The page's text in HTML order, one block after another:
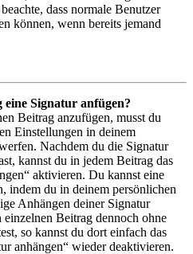
dass normale Benutzer
können, wenn bereits jemand
Signatur anfügen?
Beitrag anzufügen, musst du
Einstellungen in deinem
Nachdem du die Signatur
kannst du in jedem Beitrag das
aktivieren. Du kannst eine
indem du in deinem persönlichen
Anhängen deiner Signatur
Beitrag dennoch ohne
so kannst du dort einfach das
anhängen“ wieder deaktivieren.